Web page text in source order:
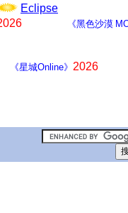
Eclipse
《黑色沙漠
《星城Online》 2026